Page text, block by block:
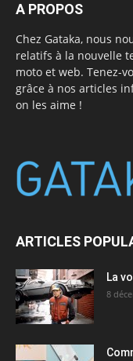
A PROPOS
Chez Gataka, nous
relatifs à la nouvelle
moto et web. Tenez-
grâce à nos articles
on les aime !
ARTICLES
La
8